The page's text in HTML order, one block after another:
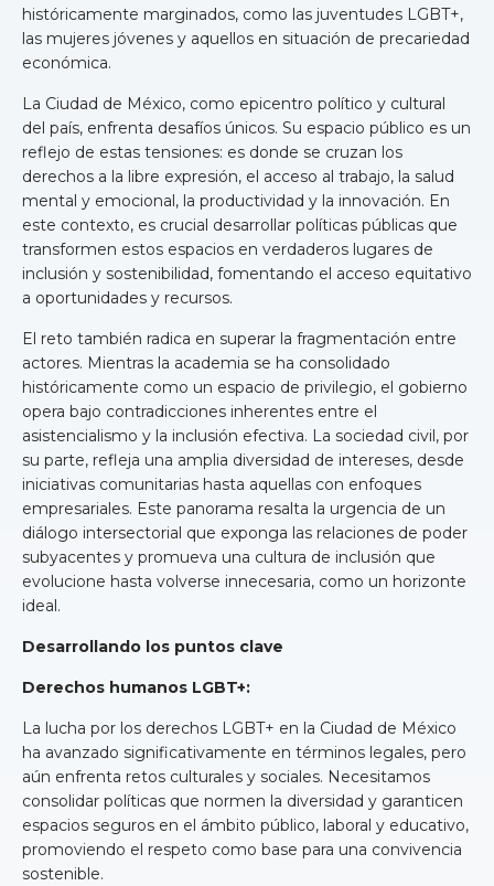
históricamente marginados, como las juventudes LGBT+,
las mujeres jóvenes y aquellos en situación de precariedad
económica.
La Ciudad de México, como epicentro político y cultural
del país, enfrenta desafíos únicos. Su espacio público es un
reflejo de estas tensiones: es donde se cruzan los
derechos a la libre expresión, el acceso al trabajo, la salud
mental y emocional, la productividad y la innovación. En
este contexto, es crucial desarrollar políticas públicas que
transformen estos espacios en verdaderos lugares de
inclusión y sostenibilidad, fomentando el acceso equitativo
a oportunidades y recursos.
El reto también radica en superar la fragmentación entre
actores. Mientras la academia se ha consolidado
históricamente como un espacio de privilegio, el gobierno
opera bajo contradicciones inherentes entre el
asistencialismo y la inclusión efectiva. La sociedad civil, por
su parte, refleja una amplia diversidad de intereses, desde
iniciativas comunitarias hasta aquellas con enfoques
empresariales. Este panorama resalta la urgencia de un
diálogo intersectorial que exponga las relaciones de poder
subyacentes y promueva una cultura de inclusión que
evolucione hasta volverse innecesaria, como un horizonte
ideal.
Desarrollando los puntos clave
Derechos humanos LGBT+:
La lucha por los derechos LGBT+ en la Ciudad de México
ha avanzado significativamente en términos legales, pero
aún enfrenta retos culturales y sociales. Necesitamos
consolidar políticas que normen la diversidad y garanticen
espacios seguros en el ámbito público, laboral y educativo,
promoviendo el respeto como base para una convivencia
sostenible.